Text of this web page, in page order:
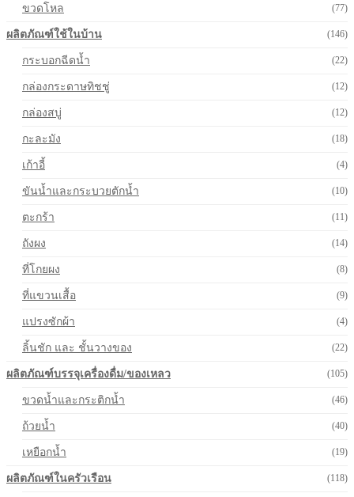
ขวดโหล (77)
ผลิตภัณฑ์ใช้ในบ้าน (146)
กระบอกฉีดน้ำ (22)
กล่องกระดาษทิชชู่ (12)
กล่องสบู่ (12)
กะละมัง (18)
เก้าอี้ (4)
ขันน้ำและกระบวยตักน้ำ (10)
ตะกร้า (11)
ถังผง (14)
ที่โกยผง (8)
ที่แขวนเสื้อ (9)
แปรงซักผ้า (4)
ลิ้นชัก และ ชั้นวางของ (22)
ผลิตภัณฑ์บรรจุเครื่องดื่ม/ของเหลว (105)
ขวดน้ำและกระติกน้ำ (46)
ถ้วยน้ำ (40)
เหยือกน้ำ (19)
ผลิตภัณฑ์ในครัวเรือน (118)